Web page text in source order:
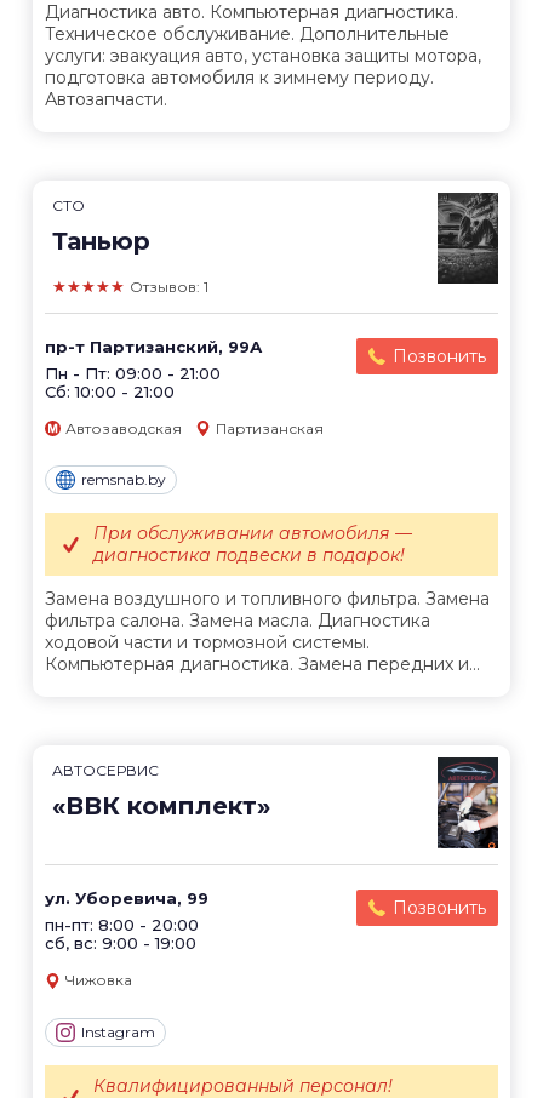
Диагностика авто. Компьютерная диагностика.
Техническое обслуживание. Дополнительные
услуги: эвакуация авто, установка защиты мотора,
подготовка автомобиля к зимнему периоду.
Автозапчасти.
СТО
Таньюр
★★★★★ Отзывов: 1
пр-т Партизанский, 99А
Пн - Пт: 09:00 - 21:00
Сб: 10:00 - 21:00
Позвонить
Автозаводская Партизанская
remsnab.by
Замена воздушного и топливного фильтра. Замена
фильтра салона. Замена масла. Диагностика
ходовой части и тормозной системы.
Компьютерная диагностика. Замена передних и...
При обслуживании автомобиля —
диагностика подвески в подарок!
АВТОСЕРВИС
«ВВК комплект»
ул. Уборевича, 99
пн-пт: 8:00 - 20:00
сб, вс: 9:00 - 19:00
Позвонить
Чижовка
Instagram
Квалифицированный персонал!